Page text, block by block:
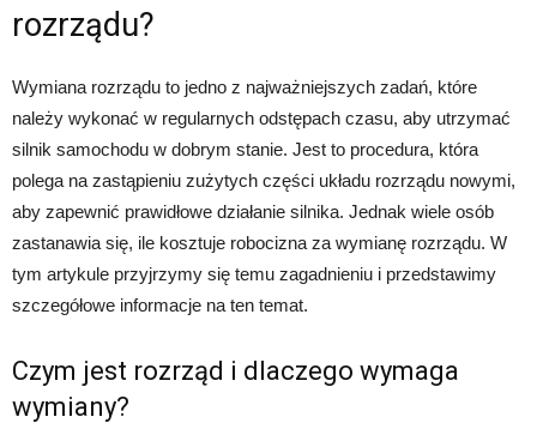
rozrządu?
Wymiana rozrządu to jedno z najważniejszych zadań, które
należy wykonać w regularnych odstępach czasu, aby utrzymać
silnik samochodu w dobrym stanie. Jest to procedura, która
polega na zastąpieniu zużytych części układu rozrządu nowymi,
aby zapewnić prawidłowe działanie silnika. Jednak wiele osób
zastanawia się, ile kosztuje robocizna za wymianę rozrządu. W
tym artykule przyjrzymy się temu zagadnieniu i przedstawimy
szczegółowe informacje na ten temat.
Czym jest rozrząd i dlaczego wymaga
wymiany?